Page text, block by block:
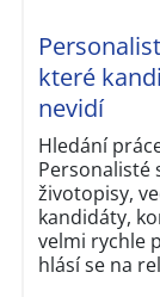
které
nevidí
Hledání
Personalisté
životopisy,
kandidáty,
velmi rychle
hlásí se na